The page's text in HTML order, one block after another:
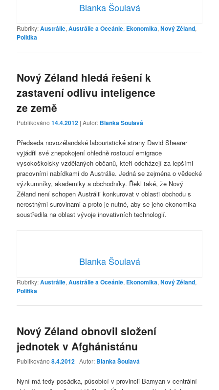
Blanka Šoulavá
Rubriky:Austrálie,Austrálie a Oceánie, Ekonomika,Nový Zéland,
Politika
Nový Zéland hledá řešení k
zastavení odlivu inteligence
ze země
Publikováno14.4.2012 | Autor: Blanka Šoulavá
Předseda novozélandské labouristické strany David Shearer
vyjádřil své znepokojení ohledně rostoucí emigrace
vysokoškolsky vzdělaných občanů, kteří odcházejí za lepšími
pracovními nabídkami do Austrálie. Jedná se zejména o vědecké
výzkumníky, akademiky a obchodníky. Řekl také, že Nový
Zéland není schopen Austrálii konkurovat v oblasti obchodu s
nerostnými surovinami a proto je nutné, aby se jeho ekonomika
soustředila na oblast vývoje inovativních technologií.
Blanka Šoulavá
Rubriky:Austrálie,Austrálie a Oceánie, Ekonomika,Nový Zéland,
Politika
Nový Zéland obnovil složení
jednotek v Afghánistánu
Publikováno8.4.2012 | Autor: Blanka Šoulavá
Nyní má tedy posádka, působící v provincii Bamyan v centrální